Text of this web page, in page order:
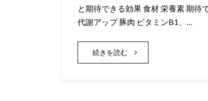
と期待できる効果 食材 栄養素 期待
代謝アップ 豚肉 ビタミンB1、…
続きを読む